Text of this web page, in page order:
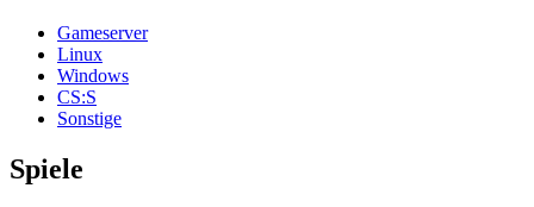
Gameserver
Linux
Windows
CS:S
Sonstige
Spiele